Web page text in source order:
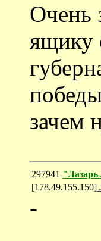
Очень
ящику
зачем
297941 "Лазарь
[178.49.155.150]
-